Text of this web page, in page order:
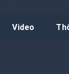
Video